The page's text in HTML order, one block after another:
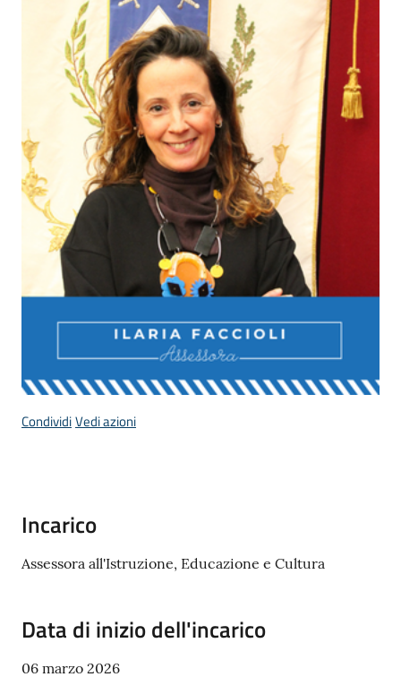
Donato
Milanese
Tutti
argomenti
Seguici
CondividiVedi azioni
Incarico
Assessora all'Istruzione, Educazione e Cultura
Data di inizio dell'incarico
06 marzo 2026